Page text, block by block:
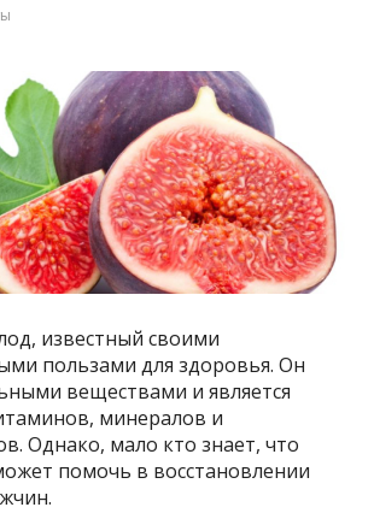
известный своими
пользами для здоровья. Он
веществами и является
минералов и
Однако, мало кто знает, что
помочь в восстановлении